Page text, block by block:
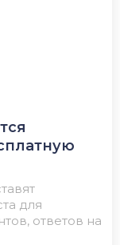
для
ответов на